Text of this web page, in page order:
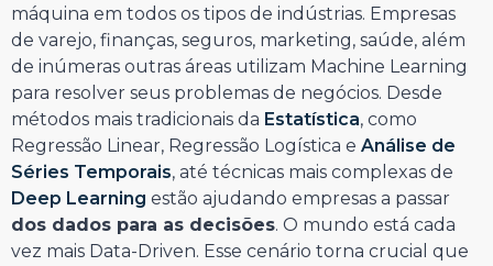
máquina em todos os tipos de indústrias. Empresas
de varejo, finanças, seguros, marketing, saúde, além
de inúmeras outras áreas utilizam Machine Learning
para resolver seus problemas de negócios. Desde
métodos mais tradicionais da Estatística, como
Regressão Linear, Regressão Logística e Análise de
Séries Temporais, até técnicas mais complexas de
Deep Learning estão ajudando empresas a passar
dos dados para as decisões. O mundo está cada
vez mais Data-Driven. Esse cenário torna crucial que